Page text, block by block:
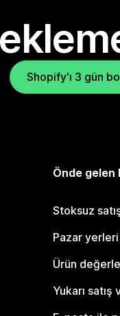
Shopify'ı 3 gün
Önde
Stoksuz
Pazar yerleri
Ürün
Yukarı